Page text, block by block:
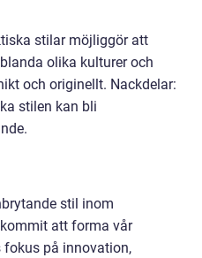
stilar möjliggör att
olika kulturer och
och originellt. Nackdelar:
stilen kan bli
stil inom
att forma vår
fokus på innovation,